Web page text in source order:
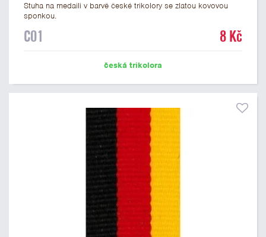
Stuha na medaili v barvě české trikolory se zlatou kovovou
sponkou.
C01 8 Kč
česká trikolora